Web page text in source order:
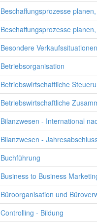
Beschaffungsprozesse
Beschaffungsprozesse
Besondere
Betriebsorganisation
Betriebswirtschaftliche
Betriebswirtschaftliche
Bilanzwesen - International
Bilanzwesen -
Buchführung
Business to Business
Büroorganisation und
Controlling - Bildung